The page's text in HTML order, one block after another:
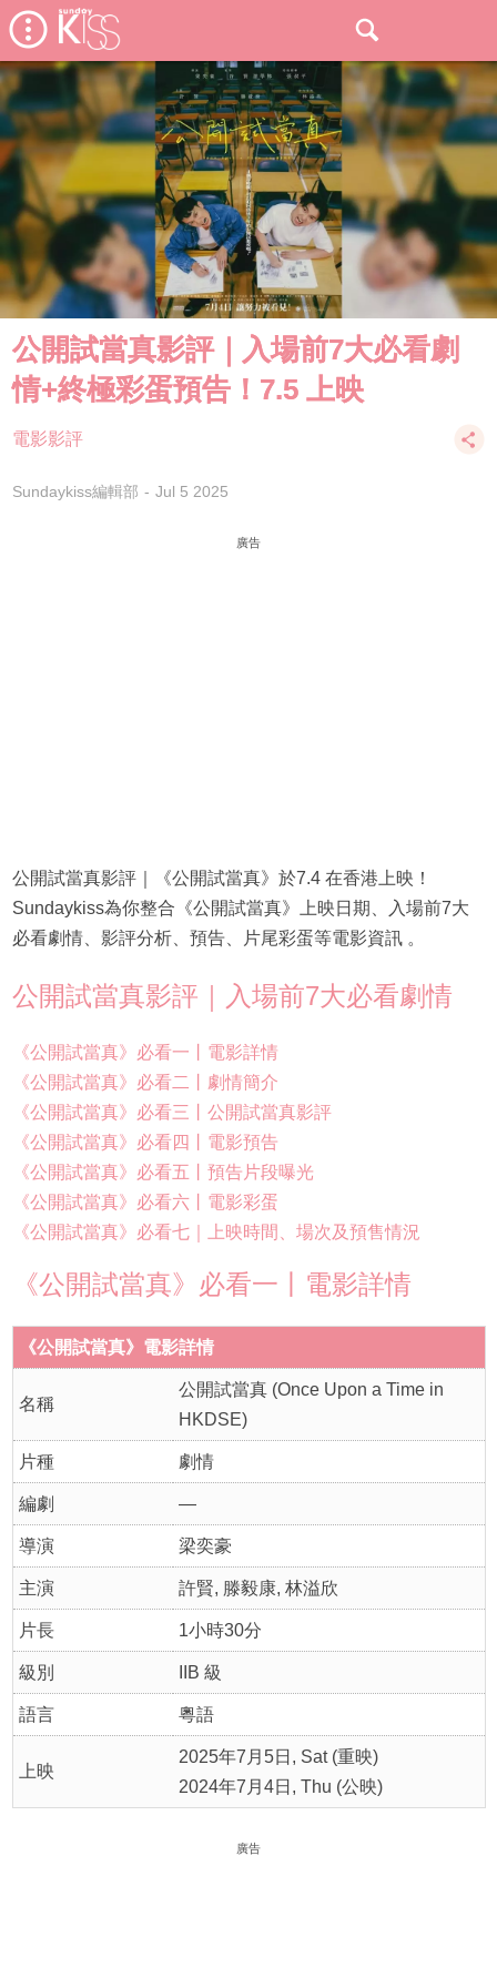
公開試當真影評｜入場前7大必看劇
情+終極彩蛋預告！7.5 上映
電影影評
Sundaykiss編輯部 Jul 5 2025
廣告
公開試當真影評｜《公開試當真》於7.4 在香港上映！
Sundaykiss為你整合《公開試當真》上映日期、入場前7大
必看劇情、影評分析、預告、片尾彩蛋等電影資訊 。
公開試當真影評｜入場前7大必看劇情
《公開試當真》必看一丨電影詳情
《公開試當真》必看二丨劇情簡介
《公開試當真》必看三丨公開試當真影評
《公開試當真》必看四丨電影預告
《公開試當真》必看五丨預告片段曝光
《公開試當真》必看六丨電影彩蛋
《公開試當真》必看七｜上映時間、場次及預售情況
《公開試當真》必看一丨電影詳情
《公開試當真》電影詳情
名稱
公開試當真 (Once Upon a Time in
HKDSE)
片種 劇情
編劇 —
導演 梁奕豪
主演 許賢, 滕毅康, 林溢欣
片長 1小時30分
級別 IIB 級
語言 粵語
上映
2025年7月5日, Sat (重映)
2024年7月4日, Thu (公映)
廣告